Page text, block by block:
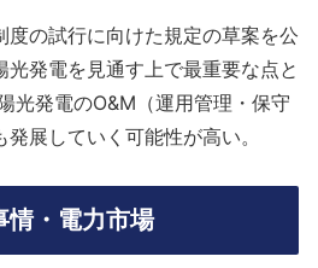
度の試行に向けた規定の草案を公
発電を見通す上で最重要な点と
光発電のO&M（運用管理・保守
展していく可能性が高い。
情・電力市場